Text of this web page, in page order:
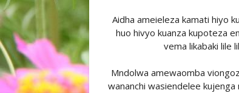
Aidha ameieleza kamati hiyo
huo hivyo kuanza kupoteza
vema likabaki lile
Mndolwa amewaomba
wananchi wasiendelee kujenga